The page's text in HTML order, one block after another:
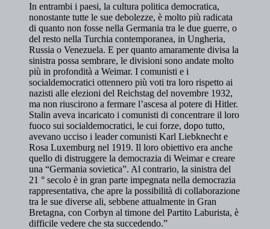
In entrambi i paesi, la cultura politica democratica,
nonostante tutte le sue debolezze, è molto più radicata
di quanto non fosse nella Germania tra le due guerre, o
del resto nella Turchia contemporanea, in Ungheria,
Russia o Venezuela. E per quanto amaramente divisa la
sinistra possa sembrare, le divisioni sono andate molto
più in profondità a Weimar. I comunisti e i
socialdemocratici ottennero più voti tra loro rispetto ai
nazisti alle elezioni del Reichstag del novembre 1932,
ma non riuscirono a fermare l’ascesa al potere di Hitler.
Stalin aveva incaricato i comunisti di concentrare il loro
fuoco sui socialdemocratici, le cui forze, dopo tutto,
avevano ucciso i leader comunisti Karl Liebknecht e
Rosa Luxemburg nel 1919. Il loro obiettivo era anche
quello di distruggere la democrazia di Weimar e creare
una “Germania sovietica”. Al contrario, la sinistra del
21 ° secolo è in gran parte impegnata nella democrazia
rappresentativa, che apre la possibilità di collaborazione
tra le sue diverse ali, sebbene attualmente in Gran
Bretagna, con Corbyn al timone del Partito Laburista, è
difficile vedere che sta succedendo.”